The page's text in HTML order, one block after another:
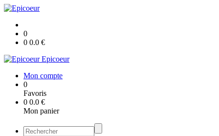
0
0 0.0 €
Epicoeur
Mon compte
0
Favoris
0 0.0 €
Mon panier